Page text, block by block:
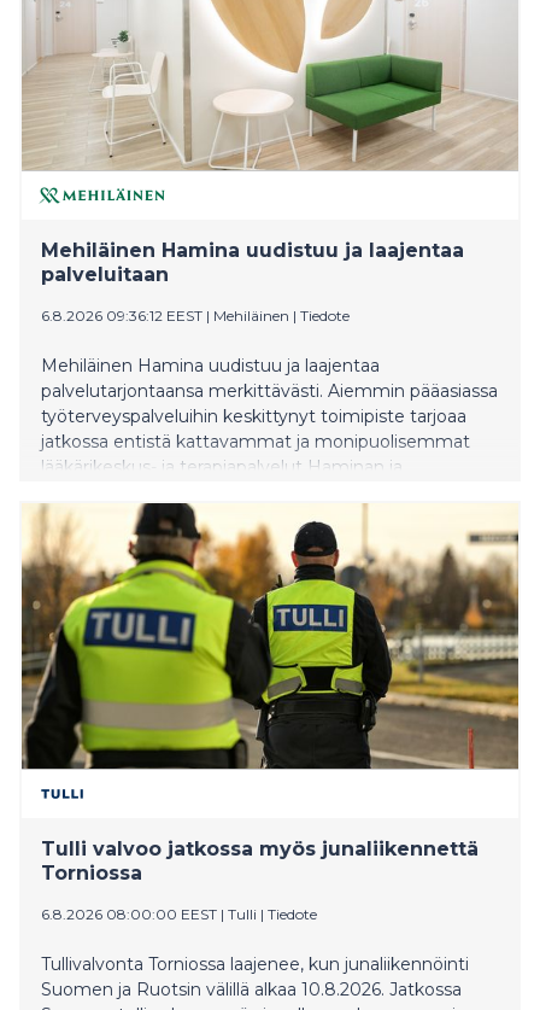
Mehiläinen Hamina uudistuu ja laajentaa
palveluitaan
6.8.2026 09:36:12 EEST | Mehiläinen | Tiedote
Mehiläinen Hamina uudistuu ja laajentaa
palvelutarjontaansa merkittävästi. Aiemmin pääasiassa
työterveyspalveluihin keskittynyt toimipiste tarjoaa
jatkossa entistä kattavammat ja monipuolisemmat
lääkärikeskus- ja terapiapalvelut Haminan ja
toimipisteen avajaisia vietetään 14. elokuuta.
Tulli valvoo jatkossa myös junaliikennettä
Torniossa
6.8.2026 08:00:00 EEST | Tulli | Tiedote
Tullivalvonta Torniossa laajenee, kun junaliikennöinti
Suomen ja Ruotsin välillä alkaa 10.8.2026. Jatkossa